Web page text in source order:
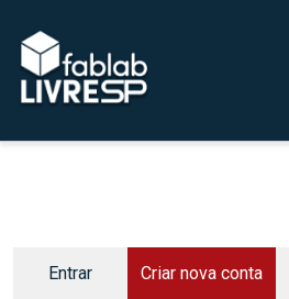
Primary tabs
Entrar Criar nova conta